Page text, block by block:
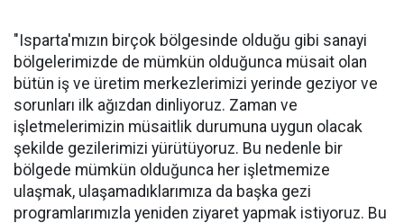
"Isparta'mızın birçok bölgesinde olduğu gibi sanayi
bölgelerimizde de mümkün olduğunca müsait olan
bütün iş ve üretim merkezlerimizi yerinde geziyor ve
sorunları ilk ağızdan dinliyoruz. Zaman ve
işletmelerimizin müsaitlik durumuna uygun olacak
şekilde gezilerimizi yürütüyoruz. Bu nedenle bir
bölgede mümkün olduğunca her işletmemize
ulaşmak, ulaşamadıklarımıza da başka gezi
programlarımızla yeniden ziyaret yapmak istiyoruz. Bu